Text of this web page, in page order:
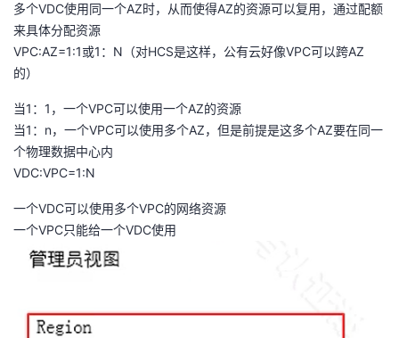
者
学
堂
我
课
程
的
认
证
我
的
实
我
的
支
持
的
术
支
持
我
云
声
建
多个VDC使用同一个AZ时，从而使得AZ的资源可以复用，通过配额
来具体分配资源
VPC:AZ=1:1或1：N（对HCS是这样，公有云好像VPC可以跨AZ
的）
当1：1，一个VPC可以使用一个AZ的资源
当1：n，一个VPC可以使用多个AZ，但是前提是这多个AZ要在同一
个物理数据中心内
VDC:VPC=1:N
一个VDC可以使用多个VPC的网络资源
一个VPC只能给一个VDC使用